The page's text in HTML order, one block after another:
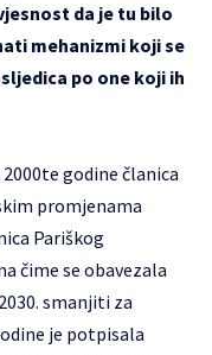
da je tu bilo
mehanizmi koji se
po one koji ih
godine članica
promjenama
Pariškog
čime se obavezala
smanjiti za
je potpisala